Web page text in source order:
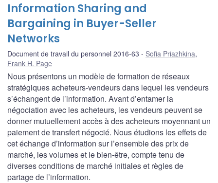
Information Sharing and
Bargaining in Buyer-Seller
Networks
Document de travail du personnel 2016-63 Sofia Priazhkina,
Frank H. Page
Nous présentons un modèle de formation de réseaux
stratégiques acheteurs-vendeurs dans lequel les vendeurs
s’échangent de l’information. Avant d’entamer la
négociation avec les acheteurs, les vendeurs peuvent se
donner mutuellement accès à des acheteurs moyennant un
paiement de transfert négocié. Nous étudions les effets de
cet échange d’information sur l’ensemble des prix de
marché, les volumes et le bien-être, compte tenu de
diverses conditions de marché initiales et règles de
partage de l’information.